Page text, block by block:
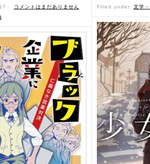
ˑ
コメントはまだありません
Filled under: 文学